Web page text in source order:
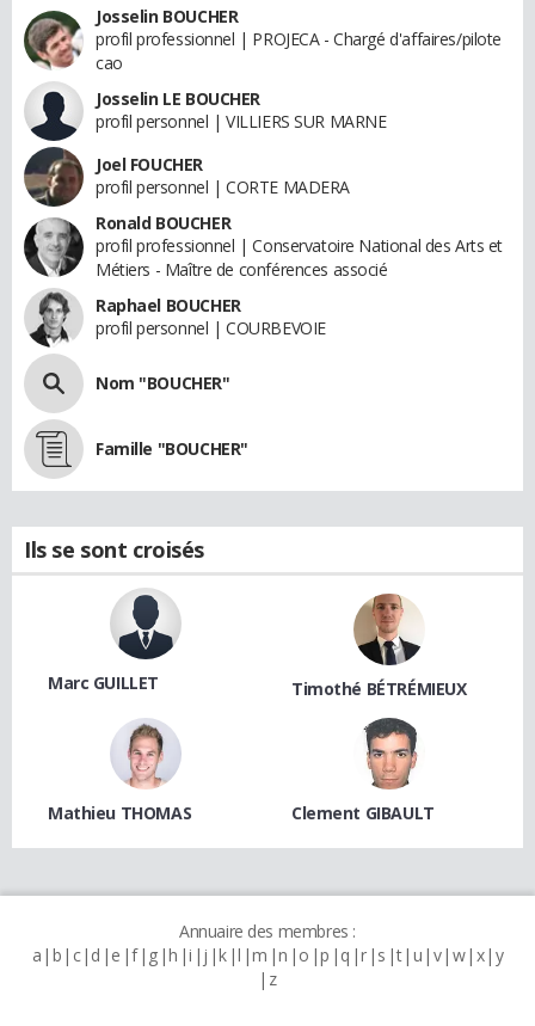
Josselin BOUCHER
profil professionnel | PROJECA - Chargé d'affaires/pilote
cao
Josselin LE BOUCHER
profil personnel | VILLIERS SUR MARNE
Joel FOUCHER
profil personnel | CORTE MADERA
Ronald BOUCHER
profil professionnel | Conservatoire National des Arts et
Métiers - Maître de conférences associé
Raphael BOUCHER
profil personnel | COURBEVOIE
Nom "BOUCHER"
Famille "BOUCHER"
Ils se sont croisés
Marc GUILLET Timothé BÉTRÉMIEUX
Mathieu THOMAS Clement GIBAULT
Annuaire des membres :
a b c d e f g h i j k l m n o p q r s t u v w x y
z